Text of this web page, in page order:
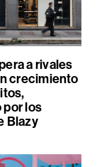
a rivales
crecimiento
por los
Blazy